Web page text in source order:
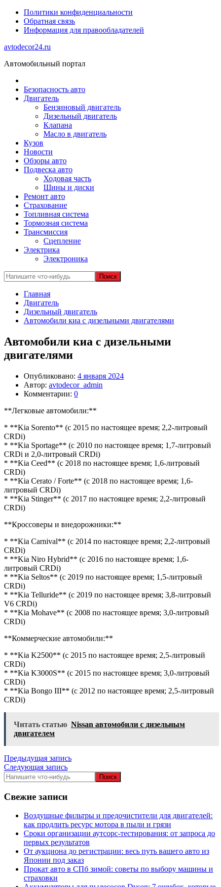
Политики конфиденциальности
Обратная связь
Информация для правообладателей
avtodecor24.ru
Автомобильный портал
Безопасность авто
Двигатель
Бензиновый двигатель
Дизельный двигатель
Клапана
Масло в двигатель
Кузов
Новости
Обзоры авто
Подвеска авто
Ходовая часть
Шины и диски
Ремонт авто
Страхование
Топливная система
Тормозная система
Трансмиссия
Сцепление
Электрика
Электроника
Главная
Двигатель
Дизельный двигатель
Автомобили киа с дизельными двигателями
Автомобили киа с дизельными
двигателями
Опубликовано: 4 января 2024
Автор: avtodecor_admin
Комментарии: 0
**Легковые автомобили:**
* **Kia Sorento** (с 2015 по настоящее время; 2,2-литровый
CRDi)
* **Kia Sportage** (с 2010 по настоящее время; 1,7-литровый
CRDi и 2,0-литровый CRDi)
* **Kia Ceed** (с 2018 по настоящее время; 1,6-литровый
CRDi)
* **Kia Cerato / Forte** (с 2018 по настоящее время; 1,6-
литровый CRDi)
* **Kia Stinger** (с 2017 по настоящее время; 2,2-литровый
CRDi)
**Кроссоверы и внедорожники:**
* **Kia Carnival** (с 2014 по настоящее время; 2,2-литровый
CRDi)
* **Kia Niro Hybrid** (с 2016 по настоящее время; 1,6-
литровый CRDi)
* **Kia Seltos** (с 2019 по настоящее время; 1,5-литровый
CRDi)
* **Kia Telluride** (с 2019 по настоящее время; 3,8-литровый
V6 CRDi)
* **Kia Mohave** (с 2008 по настоящее время; 3,0-литровый
CRDi)
**Коммерческие автомобили:**
* **Kia K2500** (с 2015 по настоящее время; 2,5-литровый
CRDi)
* **Kia K3000S** (с 2015 по настоящее время; 3,0-литровый
CRDi)
* **Kia Bongo III** (с 2012 по настоящее время; 2,5-литровый
CRDi)
Читать статью Nissan автомобили с дизельным
двигателем
Навигация
по
записям
Предыдущая запись
Следующая запись
Свежие записи
Воздушные фильтры и предочистители для двигателей:
как продлить ресурс мотора в пыли и грязи
Сроки организации аутсорс‑тестирования: от запроса до
первых результатов
От аукциона до регистрации: весь путь вашего авто из
Японии под заказ
Прокат авто в СПб зимой: советы по выбору машины и
страховки